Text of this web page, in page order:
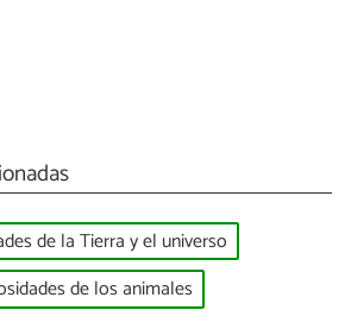
de la Tierra y el universo
de los animales